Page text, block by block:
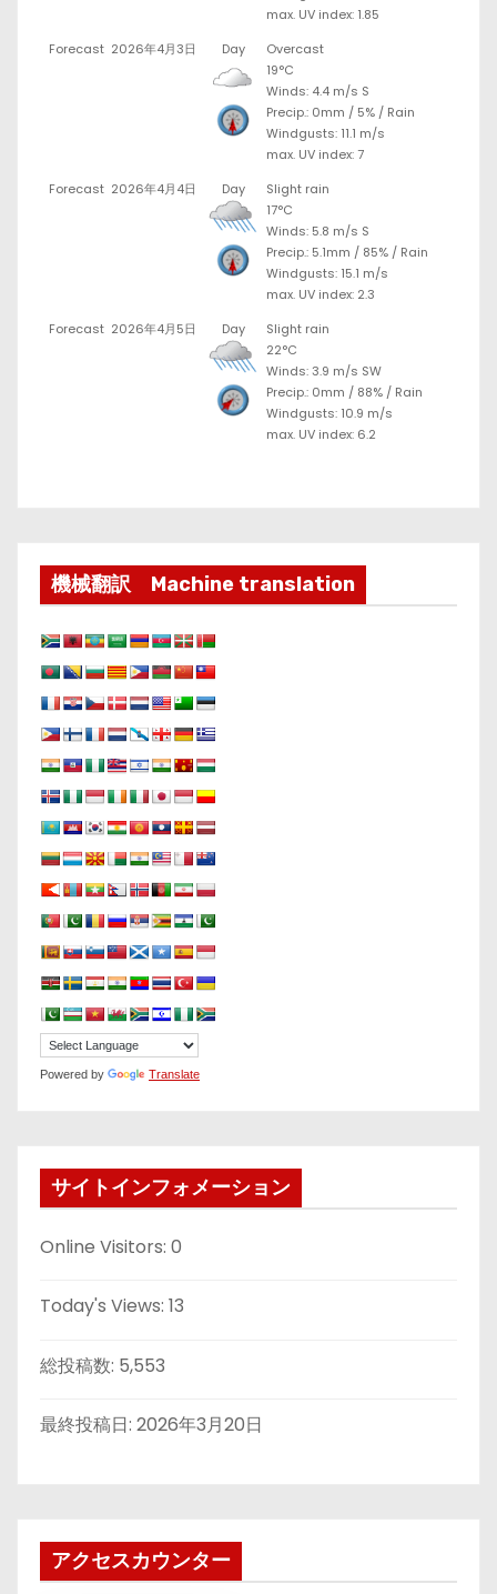
max. UV index: 1.85
Forecast 2026年4月3日 Day
Overcast
19°C
Winds: 4.4 m/s S
Precip.: 0mm / 5% / Rain
Windgusts: 11.1 m/s
max. UV index: 7
Forecast 2026年4月4日 Day
Slight rain
17°C
Winds: 5.8 m/s S
Precip.: 5.1mm / 85% / Rain
Windgusts: 15.1 m/s
max. UV index: 2.3
Forecast 2026年4月5日 Day
Slight rain
22°C
Winds: 3.9 m/s SW
Precip.: 0mm / 88% / Rain
Windgusts: 10.9 m/s
max. UV index: 6.2
機械翻訳 Machine translation
Powered by Translate
サイトインフォメーション
Online Visitors: 0
Today's Views: 13
総投稿数: 5,553
最終投稿日: 2026年3月20日
アクセスカウンター